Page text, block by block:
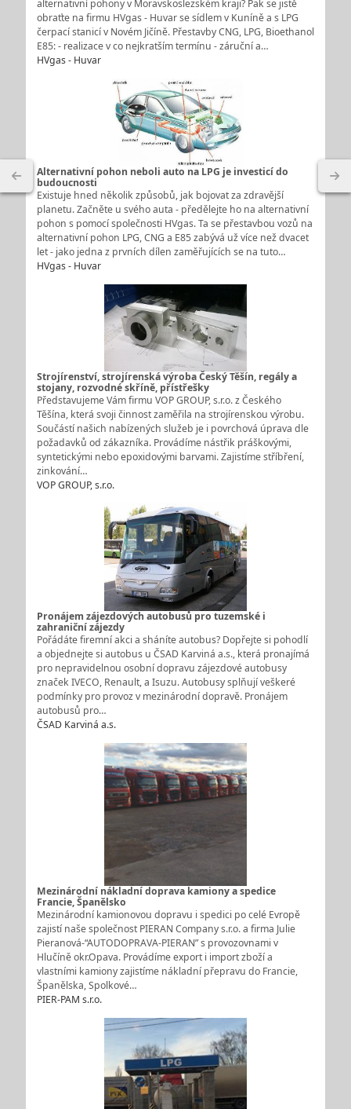
alternativní pohony v Moravskoslezském kraji? Pak se jistě
obraťte na firmu HVgas - Huvar se sídlem v Kuníně a s LPG
čerpací stanicí v Novém Jičíně. Přestavby CNG, LPG, Bioethanol
E85: - realizace v co nejkratším termínu - záruční a…
HVgas - Huvar
Alternativní pohon neboli auto na LPG je investicí do
budoucnosti
Existuje hned několik způsobů, jak bojovat za zdravější
planetu. Začněte u svého auta - předělejte ho na alternativní
pohon s pomocí společnosti HVgas. Ta se přestavbou vozů na
alternativní pohon LPG, CNG a E85 zabývá už více než dvacet
let - jako jedna z prvních dílen zaměřujících se na tuto…
HVgas - Huvar
Strojírenství, strojírenská výroba Český Těšín, regály a
stojany, rozvodné skříně, přístřešky
Představujeme Vám firmu VOP GROUP, s.r.o. z Českého
Těšína, která svoji činnost zaměřila na strojírenskou výrobu.
Součástí našich nabízených služeb je i povrchová úprava dle
požadavků od zákazníka. Provádíme nástřik práškovými,
syntetickými nebo epoxidovými barvami. Zajistíme stříbření,
zinkování…
VOP GROUP, s.r.o.
Pronájem zájezdových autobusů pro tuzemské i
zahraniční zájezdy
Pořádáte firemní akci a sháníte autobus? Dopřejte si pohodlí
a objednejte si autobus u ČSAD Karviná a.s., která pronajímá
pro nepravidelnou osobní dopravu zájezdové autobusy
značek IVECO, Renault, a Isuzu. Autobusy splňují veškeré
podmínky pro provoz v mezinárodní dopravě. Pronájem
autobusů pro…
ČSAD Karviná a.s.
Mezinárodní nákladní doprava kamiony a spedice
Francie, Španělsko
Mezinárodní kamionovou dopravu i spedici po celé Evropě
zajistí naše společnost PIERAN Company s.r.o. a firma Julie
Pieranová-“AUTODOPRAVA-PIERAN” s provozovnami v
Hlučíně okr.Opava. Provádíme export i import zboží a
vlastními kamiony zajistíme nákladní přepravu do Francie,
Španělska, Spolkové…
PIER-PAM s.r.o.